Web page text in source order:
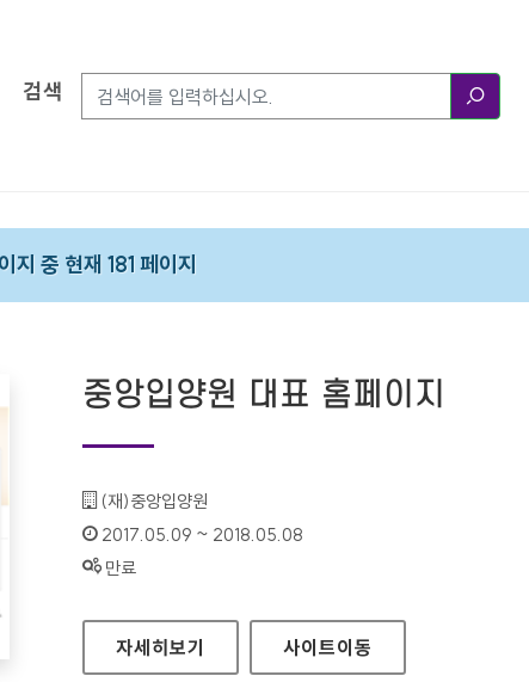
검색
중 현재 181 페이지
중앙입양원 대표 홈페이지
기관명 :
(재)중앙입양원
인증기간 :
2017.05.09 ~ 2018.05.08
상태 :
만료
중앙입양원 대표 홈페이지
자세히보기 사이트이동